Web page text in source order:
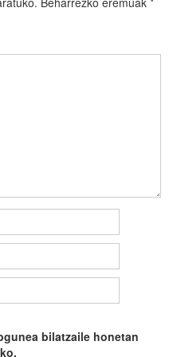
bilatzaile honetan